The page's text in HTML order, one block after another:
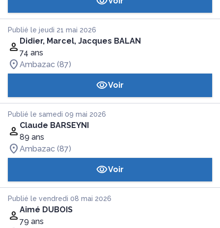
Publié le jeudi 21 mai 2026
Didier, Marcel, Jacques BALAN
74 ans
Ambazac (87)
Voir
Publié le samedi 09 mai 2026
Claude BARSEYNI
89 ans
Ambazac (87)
Voir
Publié le vendredi 08 mai 2026
Aimé DUBOIS
79 ans